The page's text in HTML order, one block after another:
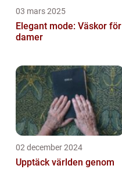
03 mars 2025
Elegant mode: Väskor för
damer
02 december 2024
Upptäck världen genom